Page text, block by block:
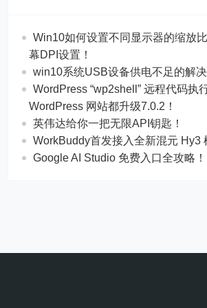
Win10如何设置不同显示器的缩放
幕DPI设置！
win10系统USB设备供电不足的解决
WordPress “wp2shell” 远程代码执
WordPress 网站都升级7.0.2！
英伟达给你一把无限API钥匙！
WorkBuddy首发接入全新混元 Hy3
Google AI Studio 免费入口全攻略！